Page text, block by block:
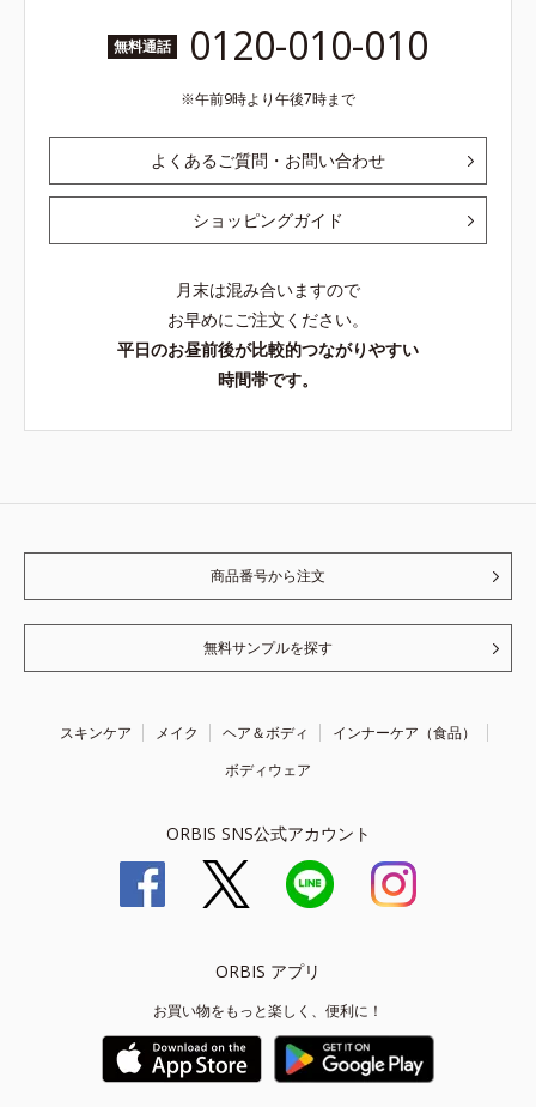
無料通話 0120-010-010
午前9時より午後7時まで
よくあるご質問・お問い合わせ
ショッピングガイド
月末は混み合いますので
お早めにご注文ください。
平日のお昼前後が比較的つながりやすい
時間帯です。
商品番号から注文
無料サンプルを探す
スキンケア メイク ヘア＆ボディ
インナーケア（食品）
ボディウェア
ORBIS SNS公式アカウント
ORBIS アプリ
お買い物をもっと楽しく、便利に！